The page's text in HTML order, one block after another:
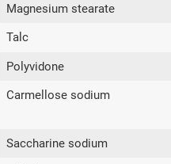
Magnesium stearate
Talc
Polyvidone
Carmellose sodium
Saccharine sodium